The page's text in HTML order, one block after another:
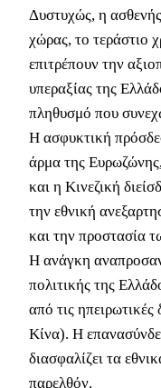
Δυστυχώς, η
χώρας, το τεράστιο
επιτρέπουν την
υπεραξίας της
πληθυσμό που
Η ασφυκτική
άρμα της
και η Κινεζική
την εθνική
και την προστασία
Η ανάγκη
πολιτικής της
από τις
Κίνα). Η
διασφαλίζει τα
παρελθόν.